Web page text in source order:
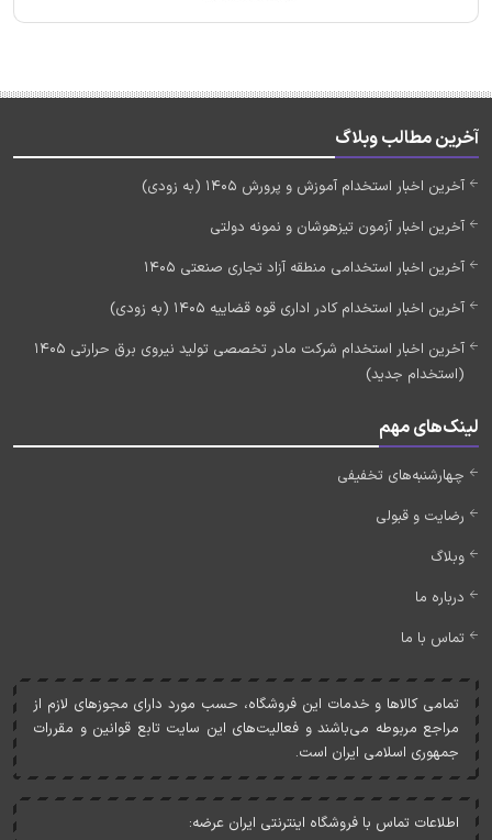
آخرین مطالب وبلاگ
آخرین اخبار استخدام آموزش و پرورش 1405 (به زودی)
آخرین اخبار آزمون تیزهوشان و نمونه دولتی
آخرین اخبار استخدامی منطقه آزاد تجاری صنعتی 1405
آخرین اخبار استخدام کادر اداری قوه قضاییه 1405 (به زودی)
آخرین اخبار استخدام شرکت مادر تخصصی تولید نیروی برق حرارتی 1405
(استخدام جدید)
لینک‌های مهم
چهارشنبه‌های تخفیفی
رضایت و قبولی
وبلاگ
درباره ما
تماس با ما
تمامی کالاها و خدمات اين فروشگاه، حسب مورد دارای مجوزهای لازم از
مراجع مربوطه می‌باشند و فعاليت‌های اين سايت تابع قوانين و مقررات
جمهوری اسلامی ايران است.
اطلاعات تماس با فروشگاه اینترنتی ایران عرضه: